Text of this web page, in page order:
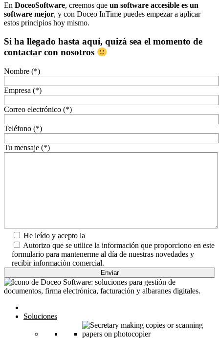
En DoceoSoftware, creemos que un software accesible es un
software mejor, y con Doceo InTime puedes empezar a aplicar
estos principios hoy mismo.
Si ha llegado hasta aquí, quizá sea el momento de
contactar con nosotros
Nombre (*)
Empresa (*)
Correo electrónico (*)
Teléfono (*)
Tu mensaje (*)
He leído y acepto la
Autorizo que se utilice la información que proporciono en este
formulario para mantenerme al día de nuestras novedades y
recibir información comercial.
Soluciones